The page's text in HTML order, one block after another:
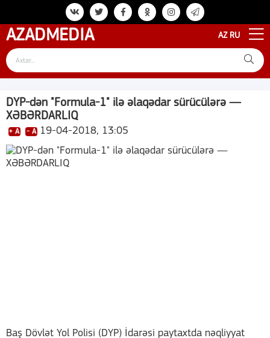
AZADMEDIA AZ RU
DYP-dən "Formula-1" ilə əlaqədar sürücülərə —
XƏBƏRDARLIQ
+ A - A 19-04-2018, 13:05
Baş Dövlət Yol Polisi (DYP) İdarəsi paytaxtda nəqliyyat